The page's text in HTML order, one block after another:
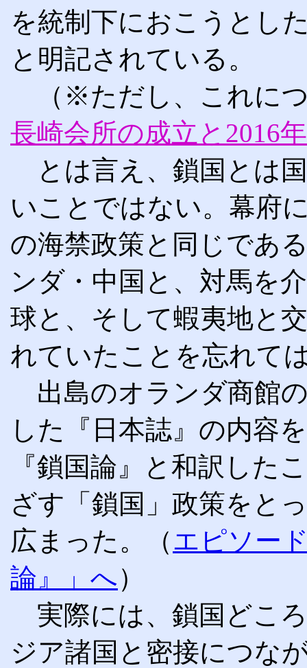
を統制下におこうとし
と明記されている。
（※ただし、これに
長崎会所の成立と2016
とは言え、鎖国とは
いことではない。幕府
の海禁政策と同じであ
ンダ・中国と、対馬を
球と、そして蝦夷地と
れていたことを忘れて
出島のオランダ商館
した『日本誌』の内容
『鎖国論』と和訳した
ざす「鎖国」政策をと
広まった。
（エピソー
論』」へ）
実際には、鎖国どこ
ジア諸国と密接につな